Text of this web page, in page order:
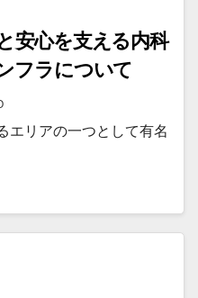
安心を支える内科
フラについて
エリアの一つとして有名